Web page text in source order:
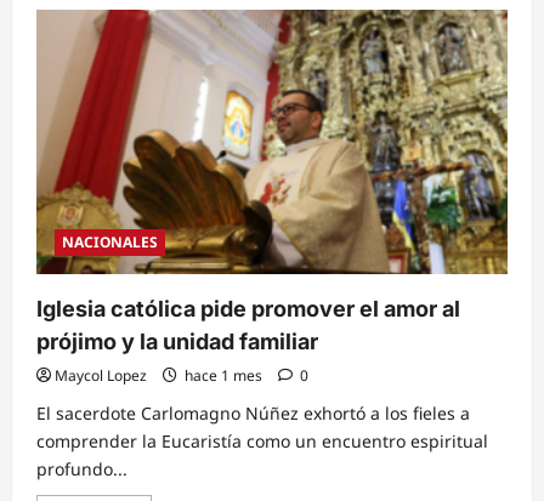
Iglesia
invita
a
practicar
la
escucha
y
el
entendimiento
como
camino
de
vida
cristiana
NACIONALES
Iglesia católica pide promover el amor al
prójimo y la unidad familiar
Maycol Lopez hace 1 mes 0
El sacerdote Carlomagno Núñez exhortó a los fieles a
comprender la Eucaristía como un encuentro espiritual
profundo...